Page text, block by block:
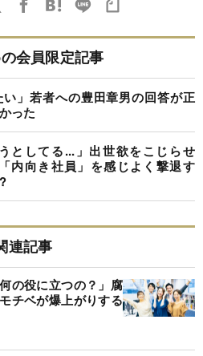
会員限定記事
い」若者への豊田章男の回答が正
った
としてる...」出世欲をこじらせ
内向き社員」を感じよく撃退す
連記事
の役に立つの？」腐
チベが爆上がりする